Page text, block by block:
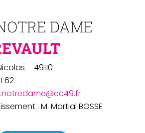
DAME
– 49110
62
: M. Martial BOSSE